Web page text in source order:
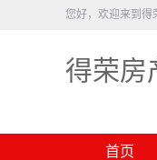
您好，欢迎来到得
得荣房
首页